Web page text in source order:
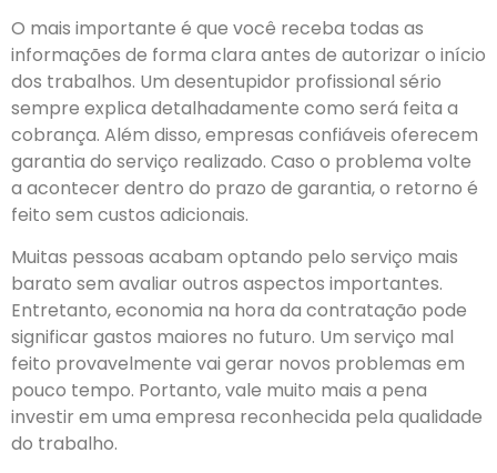
O mais importante é que você receba todas as
informações de forma clara antes de autorizar o início
dos trabalhos. Um desentupidor profissional sério
sempre explica detalhadamente como será feita a
cobrança. Além disso, empresas confiáveis oferecem
garantia do serviço realizado. Caso o problema volte
a acontecer dentro do prazo de garantia, o retorno é
feito sem custos adicionais.
Muitas pessoas acabam optando pelo serviço mais
barato sem avaliar outros aspectos importantes.
Entretanto, economia na hora da contratação pode
significar gastos maiores no futuro. Um serviço mal
feito provavelmente vai gerar novos problemas em
pouco tempo. Portanto, vale muito mais a pena
investir em uma empresa reconhecida pela qualidade
do trabalho.